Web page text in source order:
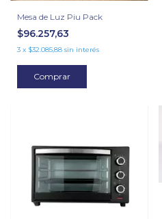
Mesa de Luz Piu Pack
$96.257,63
3 x $32.085,88 sin interés
Comprar